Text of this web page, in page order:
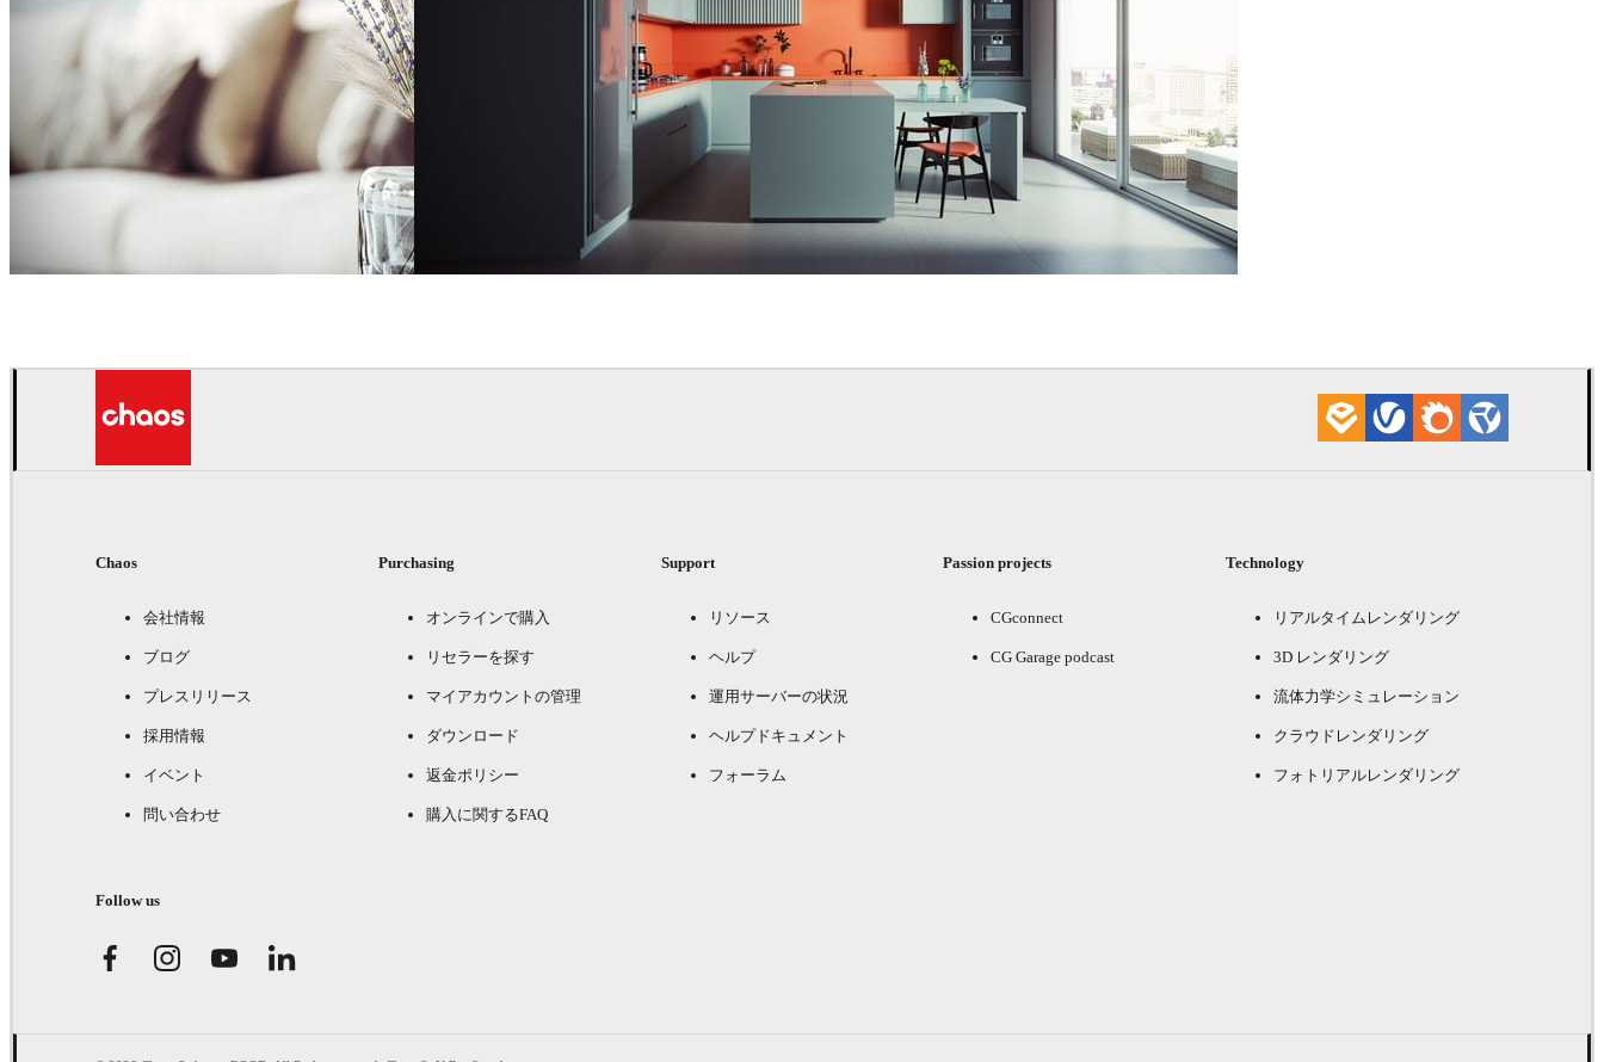
Chaos
会社情報
ブログ
プレスリリース
採用情報
イベント
問い合わせ
Purchasing
オンラインで購入
リセラーを探す
マイアカウントの管理
ダウンロード
返金ポリシー
購入に関するFAQ
Support
リソース
ヘルプ
運用サーバーの状況
ヘルプドキュメント
フォーラム
Passion projects
CGconnect
CG Garage podcast
Technology
リアルタイムレンダリング
3D レンダリング
流体力学シミュレーション
クラウドレンダリング
フォトリアルレンダリング
Follow us